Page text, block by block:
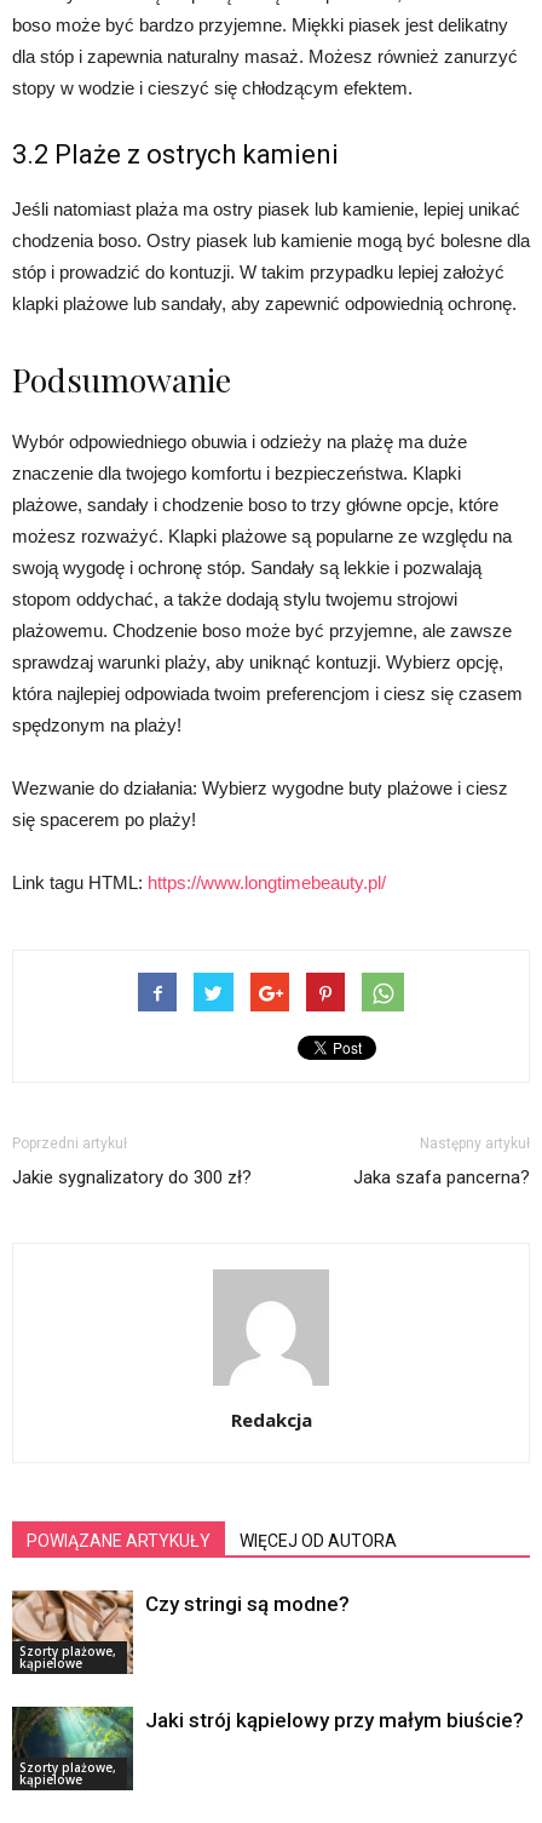
boso może być bardzo przyjemne. Miękki piasek jest delikatny
dla stóp i zapewnia naturalny masaż. Możesz również zanurzyć
stopy w wodzie i cieszyć się chłodzącym efektem.
3.2 Plaże z ostrych kamieni
Jeśli natomiast plaża ma ostry piasek lub kamienie, lepiej unikać
chodzenia boso. Ostry piasek lub kamienie mogą być bolesne dla
stóp i prowadzić do kontuzji. W takim przypadku lepiej założyć
klapki plażowe lub sandały, aby zapewnić odpowiednią ochronę.
Podsumowanie
Wybór odpowiedniego obuwia i odzieży na plażę ma duże
znaczenie dla twojego komfortu i bezpieczeństwa. Klapki
plażowe, sandały i chodzenie boso to trzy główne opcje, które
możesz rozważyć. Klapki plażowe są popularne ze względu na
swoją wygodę i ochronę stóp. Sandały są lekkie i pozwalają
stopom oddychać, a także dodają stylu twojemu strojowi
plażowemu. Chodzenie boso może być przyjemne, ale zawsze
sprawdzaj warunki plaży, aby uniknąć kontuzji. Wybierz opcję,
która najlepiej odpowiada twoim preferencjom i ciesz się czasem
spędzonym na plaży!
Wezwanie do działania: Wybierz wygodne buty plażowe i ciesz
się spacerem po plaży!
Link tagu HTML: https://www.longtimebeauty.pl/
Poprzedni artykuł
Jakie sygnalizatory do 300 zł?
Następny artykuł
Jaka szafa pancerna?
Redakcja
POWIĄZANE ARTYKUŁY WIĘCEJ OD AUTORA
Szorty plażowe,
kąpielowe
Czy stringi są modne?
Szorty plażowe,
kąpielowe
Jaki strój kąpielowy przy małym biuście?